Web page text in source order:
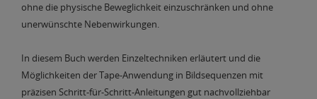
ohne die physische Beweglichkeit einzuschränken und ohne
unerwünschte Nebenwirkungen.
In diesem Buch werden Einzeltechniken erläutert und die
Möglichkeiten der Tape-Anwendung in Bildsequenzen mit
präzisen Schritt-für-Schritt-Anleitungen gut nachvollziehbar